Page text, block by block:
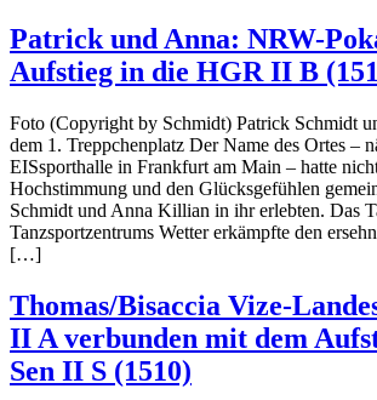
Patrick und Anna: NRW-
Aufstieg in die HGR II B
Foto (Copyright by Schmidt) Patrick Schmidt
dem 1. Treppchenplatz Der Name des Ortes –
EISsporthalle in Frankfurt am Main – hatte
Hochstimmung und den Glücksgefühlen
Schmidt und Anna Killian in ihr erlebten. Das
Tanzsportzentrums Wetter erkämpfte den
[…]
Thomas/Bisaccia Vize-
II A verbunden mit dem
Sen II S (1510)